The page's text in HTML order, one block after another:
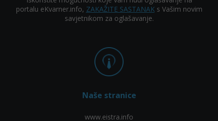
portalu eKvarner.info, ZAKAŽITE SASTANAKs Vašim novim
savjetnikom za oglašavanje.
Naše stranice
www.eistra.info